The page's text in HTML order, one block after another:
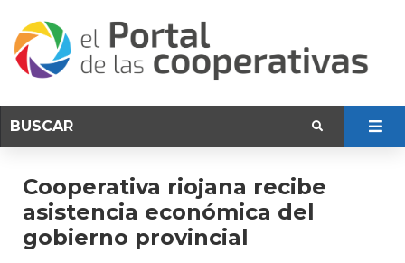
Cooperativa riojana recibe
asistencia económica del
gobierno provincial